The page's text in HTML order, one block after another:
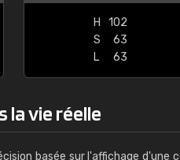
H
102
S
63
L
63
la vie réelle
basée sur l'affichage d'une